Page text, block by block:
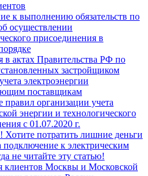
к выполнению обязательств по
осуществлении
присоединения в
в актах Правительства РФ по
застройщиком
электроэнергии
поставщикам
правил организации учета
энергии и технологического
с 01.07.2020 г.
потратить лишние деньги
подключение к электрическим
не читайте эту статью!
клиентов Москвы и Московской